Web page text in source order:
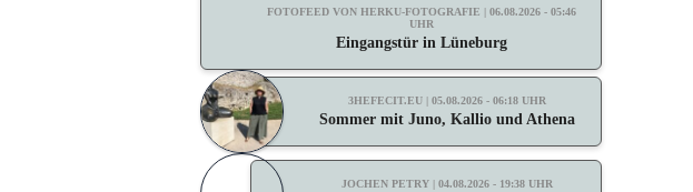
FOTOFEED VON HERKU-FOTOGRAFIE | 06.08.2026 - 05:46
UHR
Eingangstür in Lüneburg
3HEFECIT.EU | 05.08.2026 - 06:18 UHR
Sommer mit Juno, Kallio und Athena
JOCHEN PETRY | 04.08.2026 - 19:38 UHR